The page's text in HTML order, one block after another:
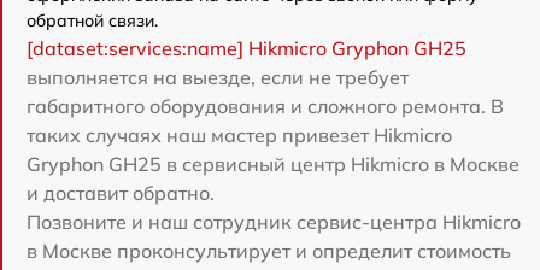
обратной связи.
[dataset:services:name] Hikmicro Gryphon GH25
выполняется на выезде, если не требует
габаритного оборудования и сложного ремонта. В
таких случаях наш мастер привезет Hikmicro
Gryphon GH25 в сервисный центр Hikmicro в Москве
и доставит обратно.
Позвоните и наш сотрудник сервис-центра Hikmicro
в Москве проконсультирует и определит стоимость